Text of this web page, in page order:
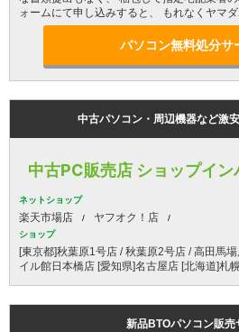
ォームにて申し込みすると、 もれなくヤマ
パソコン無料処分サ
中古パソコン・周辺機器など激
中古PC販売店 ショップイン
ネットショップ
楽天市場店 ヤフオク！店
ショップ
[東京都]秋葉原1号店 / 秋葉原2号店 / 高田馬
イル館日本橋店 [愛知県]名古屋店 [北海道]札
新品BTOパソコン販売